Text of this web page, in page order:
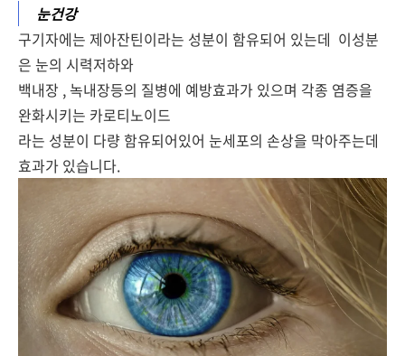
눈건강
구기자에는 제아잔틴이라는 성분이 함유되어 있는데 이성분
은 눈의 시력저하와
백내장 , 녹내장등의 질병에 예방효과가 있으며 각종 염증을
완화시키는 카로티노이드
라는 성분이 다량 함유되어있어 눈세포의 손상을 막아주는데
효과가 있습니다.